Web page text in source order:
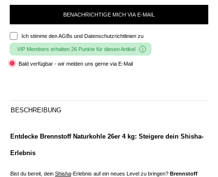
BENACHRICHTIGE MICH VIA E-MAIL
Ich stimme denAGBs und Datenschutzrichtlinien zu
VIP Members erhalten 26 Punkte für diesen Artikel
Bald verfügbar - wir melden uns gerne via E-Mail
BESCHREIBUNG
Entdecke Brennstoff Naturkohle 26er 4 kg: Steigere dein Shisha-
Erlebnis
Bist du bereit, dein Shisha-Erlebnis auf ein neues Level zu bringen? Brennstoff